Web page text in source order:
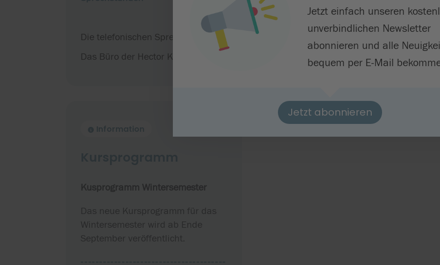
Die telefonischen Sprechstunden der Akademieleitung finden montags 9 – 10 Uhr
Das Büro der Hector Kinderakademie Loßburg ist darüber hinaus täglich von 9:30
Kusprogramm Wintersemester
Das neue Kursprogramm für das
Wintersemester wird ab Ende
September veröffentlicht.
Jetzt einfach unseren
unverbindlichen Newsletter
abonnieren und alle
bequem per E-Mail
Jetzt abonnieren